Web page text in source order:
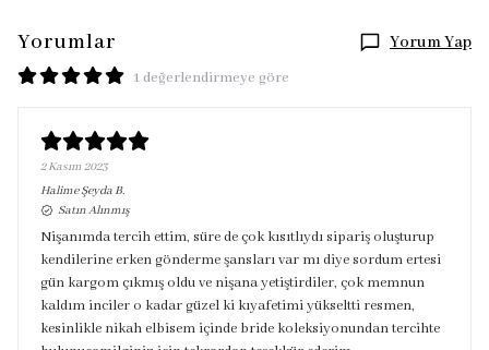
Yorumlar Yorum Yap
1 değerlendirmeye göre
2 Kasım 2023
Halime ŞeydaB.
Satın Alınmış
Nişanımda tercih ettim, süre de çok kısıtlıydı sipariş oluşturup
kendilerine erken gönderme şansları var mı diye sordum ertesi
gün kargom çıkmış oldu ve nişana yetiştirdiler, çok memnun
kaldım inciler o kadar güzel ki kıyafetimi yükseltti resmen,
kesinlikle nikah elbisem içinde bride koleksiyonundan tercihte